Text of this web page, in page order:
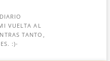
VUELTA AL
TANTO,
:)-